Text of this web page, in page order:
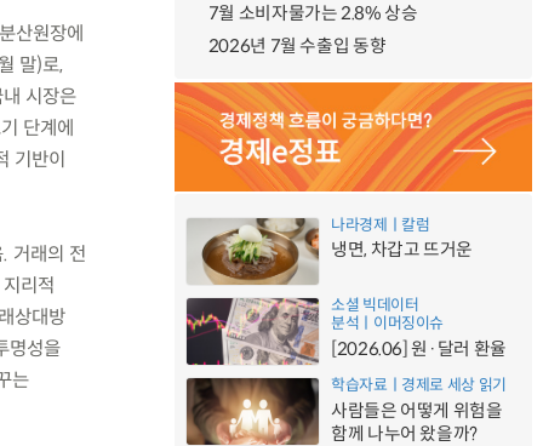
산원장에
말)로,
시장은
단계에
기반이
거래의 전
리적
상대방
명성을
는
7월 소비자물가는 2.8% 상승
2026년 7월 수출입 동향
나라경제ㅣ칼럼
냉면, 차갑고 뜨거운
소셜 빅데이터
분석ㅣ이머징이슈
[2026.06] 원·달러 환율
학습자료ㅣ경제로 세상 읽기
사람들은 어떻게 위험을
함께 나누어 왔을까?